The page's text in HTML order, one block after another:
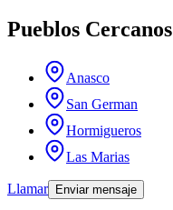
Pueblos Cercanos
Anasco
San German
Hormigueros
Las Marias
Llamar Enviar mensaje